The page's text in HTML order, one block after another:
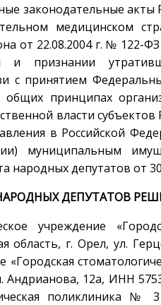
законодательные акты
медицинском
от 22.08.2004 г. № 122-
и признании
с принятием
принципах
власти
в Российской
муниципальным
депутатов от
ДЕПУТАТОВ
учреждение
область, г. Орел, ул.
Андрианова, 12а, ИНН
поликлиника №